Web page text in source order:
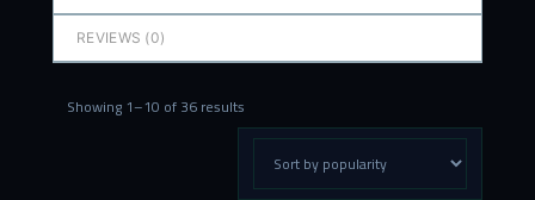
REVIEWS (0)
Showing 1–10 of 36 results